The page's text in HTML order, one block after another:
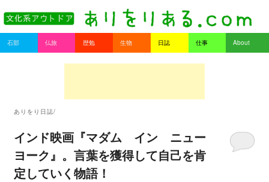
ありをりある.com
Main menu
Skip to primary content
Skip to secondary content
石部 仏旅 歴勉 生物 日誌 仕事 About
ありをり日誌/
インド映画『マダム イン ニュー
ヨーク』。言葉を獲得して自己を肯
定していく物語！